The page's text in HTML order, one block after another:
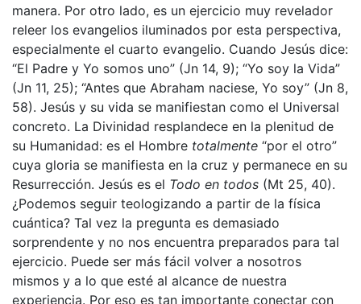
manera. Por otro lado, es un ejercicio muy revelador
releer los evangelios iluminados por esta perspectiva,
especialmente el cuarto evangelio. Cuando Jesús dice:
“El Padre y Yo somos uno” (Jn 14, 9); “Yo soy la Vida”
(Jn 11, 25); “Antes que Abraham naciese, Yo soy” (Jn 8,
58). Jesús y su vida se manifiestan como el Universal
concreto. La Divinidad resplandece en la plenitud de
su Humanidad: es el Hombre totalmente “por el otro”
cuya gloria se manifiesta en la cruz y permanece en su
Resurrección. Jesús es el Todo en todos (Mt 25, 40).
¿Podemos seguir teologizando a partir de la física
cuántica? Tal vez la pregunta es demasiado
sorprendente y no nos encuentra preparados para tal
ejercicio. Puede ser más fácil volver a nosotros
mismos y a lo que esté al alcance de nuestra
experiencia. Por eso es tan importante conectar con